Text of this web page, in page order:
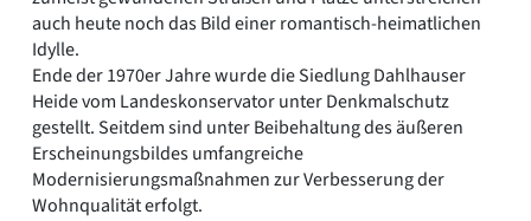
auch heute noch das Bild einer romantisch-heimatlichen
Idylle.
Ende der 1970er Jahre wurde die Siedlung Dahlhauser
Heide vom Landeskonservator unter Denkmalschutz
gestellt. Seitdem sind unter Beibehaltung des äußeren
Erscheinungsbildes umfangreiche
Modernisierungsmaßnahmen zur Verbesserung der
Wohnqualität erfolgt.